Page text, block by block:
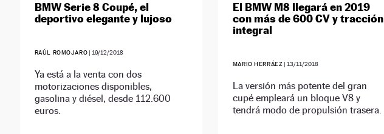
BMW Serie 8 Coupé, el
deportivo elegante y lujoso
RAÚL ROMOJARO | 19/12/2018
Ya está a la venta con dos
motorizaciones disponibles,
gasolina y diésel, desde 112.600
euros.
El BMW M8 llegará en 2019
con más de 600 CV y tracción
integral
MARIO HERRÁEZ | 13/11/2018
La versión más potente del gran
cupé empleará un bloque V8 y
tendrá modo de propulsión trasera.